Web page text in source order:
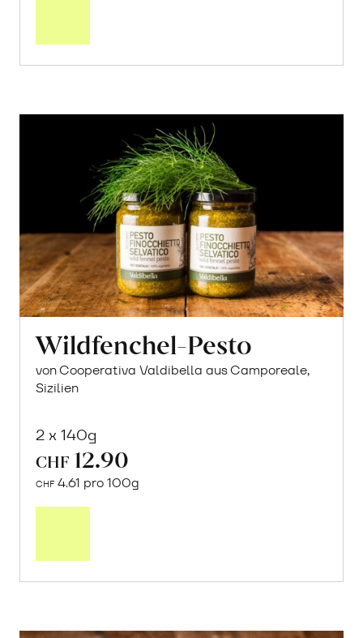
Wildfenchel-Pesto
von Cooperativa Valdibella aus Camporeale,
Sizilien
2 x 140g
CHF 12.90
CHF 4.61 pro 100g